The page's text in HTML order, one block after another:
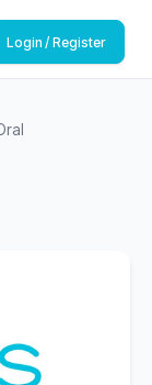
Login / Register